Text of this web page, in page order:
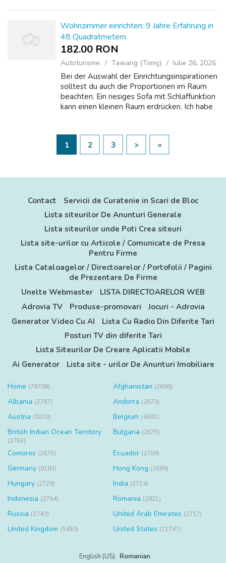
Wohnzimmer einrichten: 9 Jahre Erfahrung in
48 Quadratmetern
182.00 RON
Autoturisme Tawang (Timiş) Iulie 26, 2026
Bei der Auswahl der Einrichtungsinspirationen
solltest du auch die Proportionen im Raum
beachten. Ein riesiges Sofa mit Schlaffunktion
kann einen kleinen Raum erdrücken. Ich habe
1
2 3 > »
Contact
Servicii de Curatenie in Scari de Bloc
Lista siteurilor De Anunturi Generale
Lista siteurilor unde Poti Crea siteuri
Lista site-urilor cu Articole / Comunicate de Presa
Pentru Firme
Lista Cataloagelor / Directoarelor / Portofolii / Pagini
de Prezentare De Firme
Unelte Webmaster
LISTA DIRECTOARELOR WEB
Adrovia TV
Produse-promovari
Jocuri - Adrovia
Generator Video Cu AI
Lista Cu Radio Din Diferite Tari
Posturi TV din diferite Tari
Lista Siteurilor De Creare Aplicatii Mobile
Ai Generator
Lista site - urilor De Anunturi Imobiliare
Home (78708) Afghanistan (2696)
Albania (2797) Andorra (2673)
Austria (9270) Belgium (4892)
British Indian Ocean Territory
(2763)
Bulgaria (2675)
Comoros (2675) Ecuador (2709)
Germany (9183) Hong Kong (2689)
Hungary (2728) India (2714)
Indonesia (2764) Romania (2821)
Russia (2743) United Arab Emirates (2717)
United Kingdom (5450) United States (11747)
English (US) Romanian